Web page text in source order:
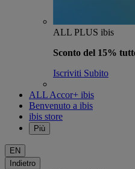
ALL PLUS ibis
Sconto del 15%
Iscriviti Subito
ALL Accor+ ibis
Benvenuto a ibis
ibis store
Più
EN
Indietro